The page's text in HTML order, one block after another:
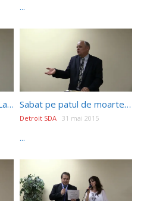
...
Adventismul paranoic – Laurentiu Otlacan Sabat pe patul de moarte – Pastor Nicu Butoi
Detroit SDA 31 mai 2015
...